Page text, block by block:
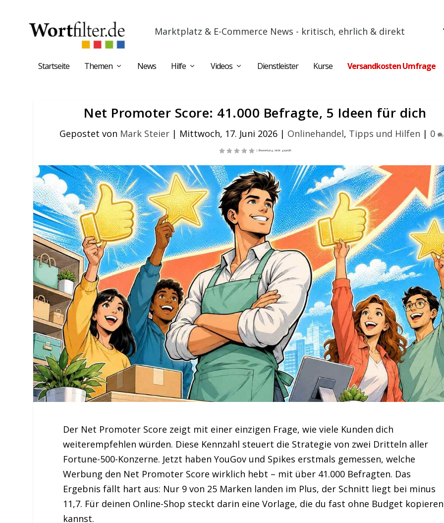
Marktplatz & E-Commerce News - kritisch, ehrlich & direkt
Startseite Themen News Hilfe Videos Dienstleister Kurse Versandkosten Umfrage
Net Promoter Score: 41.000 Befragte, 5 Ideen für dich
Gepostet von Mark Steier| Mittwoch, 17. Juni 2026| Onlinehandel, Tipps und Hilfen | 0
Der Net Promoter Score zeigt mit einer einzigen Frage, wie viele Kunden dich
weiterempfehlen würden. Diese Kennzahl steuert die Strategie von zwei Dritteln aller
Fortune-500-Konzerne. Jetzt haben YouGov und Spikes erstmals gemessen, welche
Werbung den Net Promoter Score wirklich hebt – mit über 41.000 Befragten. Das
Ergebnis fällt hart aus: Nur 9 von 25 Marken landen im Plus, der Schnitt liegt bei minus
11,7. Für deinen Online-Shop steckt darin eine Vorlage, die du fast ohne Budget kopieren
kannst.